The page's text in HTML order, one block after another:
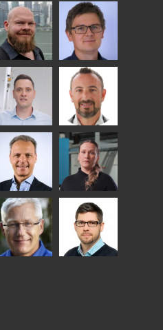
Anna
Holmqvist
GLASTON
Jukka
Immonen
HEAT
TREATMENT
SOLUTIONS
- GLASTON
Pekka
Lyytikainen
Gennadi
Schadrin
GLASTON
Matthias
Fenske
Bertrand
Cazes
Peter
Nischwitz
GLASTON
Alessa
Koskinen